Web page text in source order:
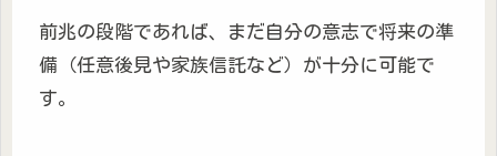
前兆の段階であれば、まだ自分の意志で将来の準
備（任意後見や家族信託など）が十分に可能で
す。